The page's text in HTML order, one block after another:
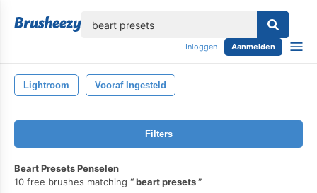
Inloggen Aanmelden
Lightroom Vooraf Ingesteld
Filters
Beart Presets Penselen
10 free brushes matching
beart presets